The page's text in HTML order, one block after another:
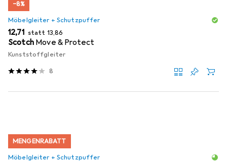
−8%
Möbelgleiter + Schutzpuffer
EUR
12,71 statt EUR
13,86
Scotch Move & Protect
Kunststoffgleiter
8
MENGENRABATT
Möbelgleiter + Schutzpuffer